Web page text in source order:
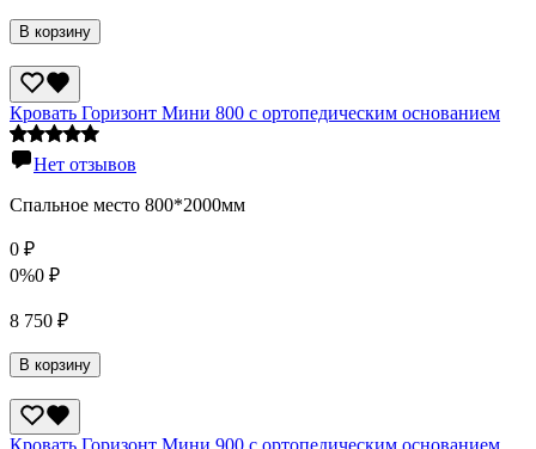
В корзину
Кровать Горизонт Мини 800 с ортопедическим основанием
Нет отзывов
Спальное место 800*2000мм
0 ₽
0%0 ₽
8 750 ₽
В корзину
Кровать Горизонт Мини 900 с ортопедическим основанием